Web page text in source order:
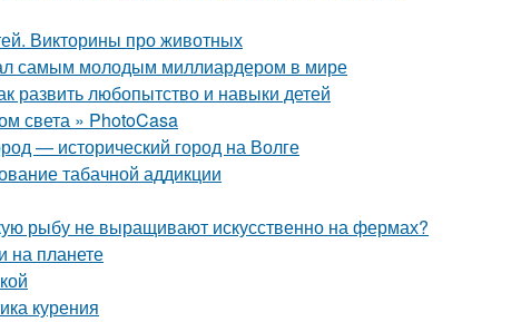
Викторины про животных
самым молодым миллиардером в мире
развить любопытство и навыки детей
света » PhotoCasa
— исторический город на Волге
табачной аддикции
рыбу не выращивают искусственно на фермах?
на планете
курения